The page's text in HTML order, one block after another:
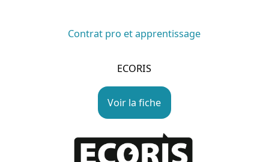
Contrat pro et apprentissage
ECORIS
Voir la fiche